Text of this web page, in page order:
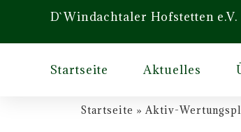
D`Windachtaler Hofstetten e.V.
Startseite Aktuelles
Startseite » Aktiv-